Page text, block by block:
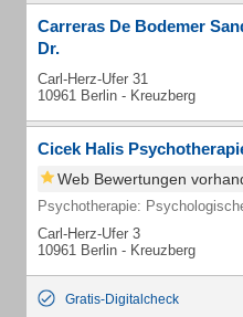
Carreras De Bodemer
Dr.
Carl-Herz-Ufer 31
10961 Berlin - Kreuzberg
Cicek Halis
Web Bewertungen
Psychotherapie:
Carl-Herz-Ufer 3
10961 Berlin - Kreuzberg
Gratis-Digitalcheck